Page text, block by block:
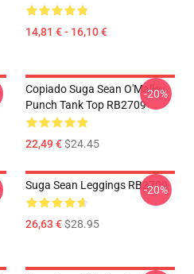
14,81 € - 16,10 €
Copiado Suga Sean O'Malley
Punch Tank Top RB2709
22,49 €$24.45
-20%
Suga Sean Leggings RB2709
26,63 €$28.95
-20%